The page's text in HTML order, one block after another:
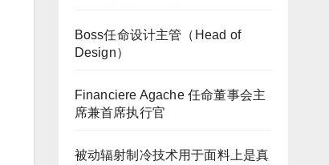
Boss任命设计主管（Head of
Design）
Financiere Agache 任命董事会主
席兼首席执行官
被动辐射制冷技术用于面料上是真